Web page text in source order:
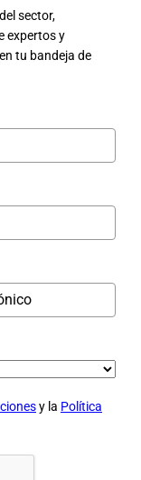
sector,
expertos y
tu bandeja de
y la Política